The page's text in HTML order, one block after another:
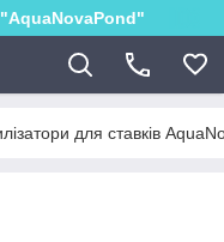
"AquaNovaPond"
для ставків